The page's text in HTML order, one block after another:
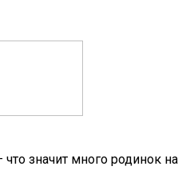
значит много родинок на